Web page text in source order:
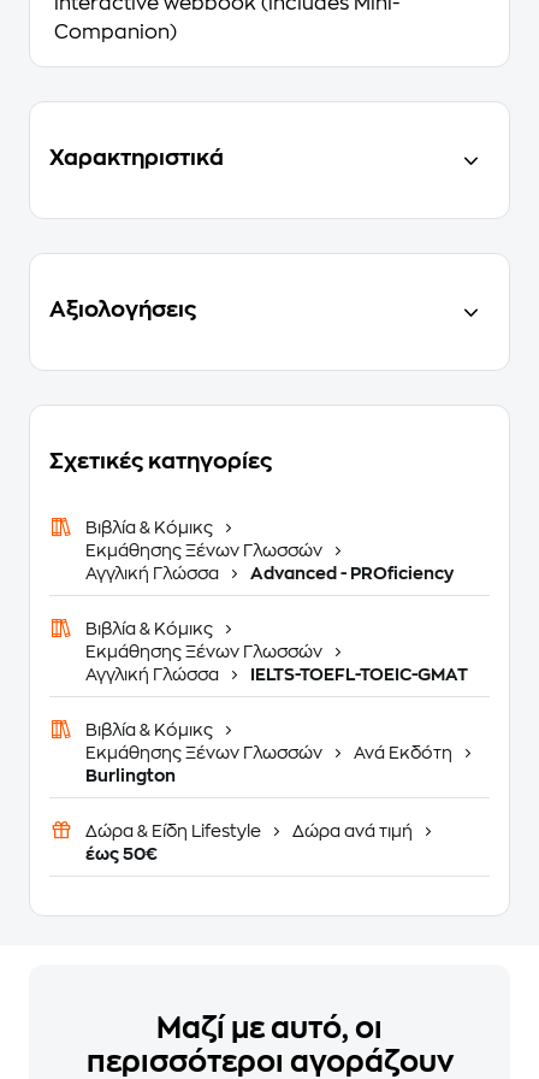
Companion)
Χαρακτηριστικά
Αξιολογήσεις
Σχετικές κατηγορίες
Βιβλία & Κόμικς
Εκμάθησης Ξένων Γλωσσών
Αγγλική Γλώσσα
Advanced - PROficiency
Βιβλία & Κόμικς
Εκμάθησης Ξένων Γλωσσών
Αγγλική Γλώσσα
IELTS-TOEFL-TOEIC-GMAT
Βιβλία & Κόμικς
Εκμάθησης Ξένων Γλωσσών
Ανά Εκδότη
Burlington
Δώρα & Είδη Lifestyle
Δώρα ανά τιμή
έως 50€
Μαζί με αυτό, οι
περισσότεροι αγοράζουν